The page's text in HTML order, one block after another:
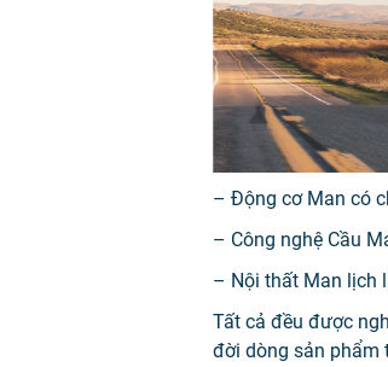
– Động cơ Man có
– Công nghệ Cầu
– Nội thất Man lịch
Tất cả đều được
đời dòng sản phẩm